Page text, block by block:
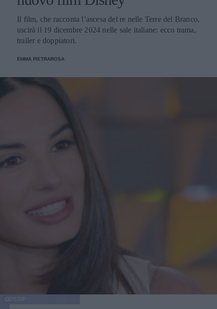
Il film, che racconta l’ascesa del re nelle Terre del Branco,
uscirà il 19 dicembre 2024 nelle sale italiane: ecco trama,
trailer e doppiatori.
EMMA PIETRAROSA